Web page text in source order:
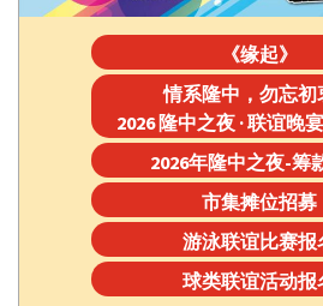
《缘起》
情系隆中，勿忘初
2026 隆中之夜 · 联谊晚
2026年隆中之夜-筹
市集摊位招募
游泳联谊比赛报
球类联谊活动报